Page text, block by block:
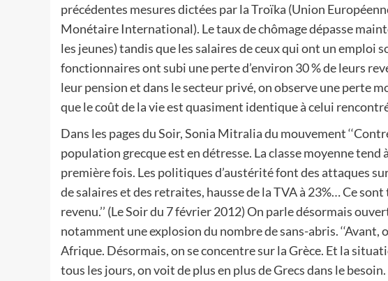
précédentes mesures dictées par la Troïka (Union
Monétaire International). Le taux de chômage dépasse
les jeunes) tandis que les salaires de ceux qui ont un emploi
fonctionnaires ont subi une perte d’environ 30 % de leurs
leur pension et dans le secteur privé, on observe une perte
que le coût de la vie est quasiment identique à celui
Dans les pages du Soir, Sonia Mitralia du mouvement ‘‘Contre
population grecque est en détresse. La classe moyenne
première fois. Les politiques d’austérité font des attaques
de salaires et des retraites, hausse de la TVA à 23%… Ce
revenu.’’ (Le Soir du 7 février 2012) On parle désormais
notamment une explosion du nombre de sans-abris.
Afrique. Désormais, on se concentre sur la Grèce. Et la
tous les jours, on voit de plus en plus de Grecs dans le